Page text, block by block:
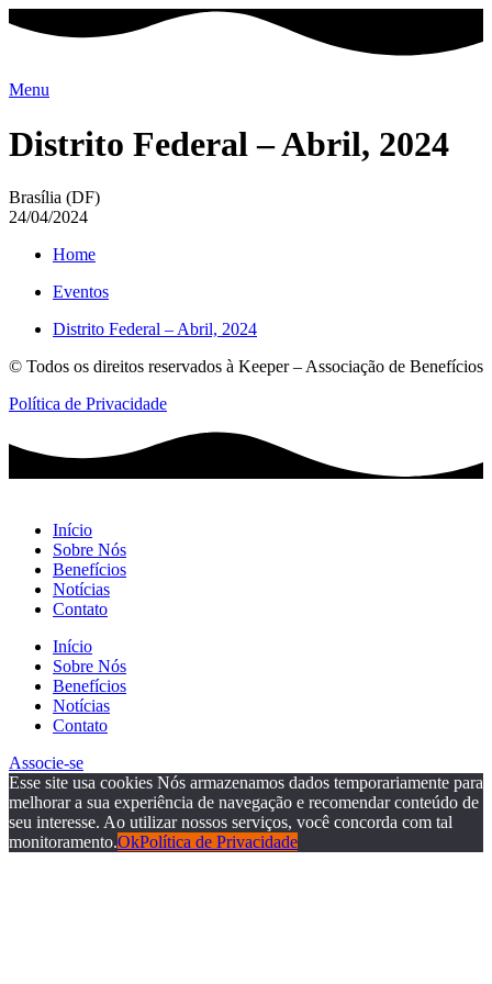
para
Menu
Distrito Federal – Abril, 2024
Brasília (DF)
24/04/2024
Home
Eventos
Distrito Federal – Abril, 2024
© Todos os direitos reservados à Keeper – Associação de Benefícios
Política de Privacidade
Início
Sobre Nós
Benefícios
Notícias
Contato
Início
Sobre Nós
Benefícios
Notícias
Contato
Associe-se
Esse site usa cookies Nós armazenamos dados temporariamente para
melhorar a sua experiência de navegação e recomendar conteúdo de
seu interesse. Ao utilizar nossos serviços, você concorda com tal
monitoramento.OkPolítica de Privacidade